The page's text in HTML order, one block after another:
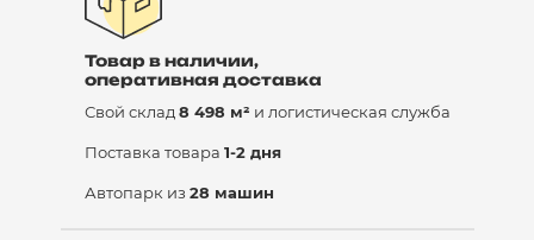
Товар в наличии,
оперативная доставка
Свой склад 8 498 м² и логистическая служба
Поставка товара 1-2 дня
Автопарк из 28 машин